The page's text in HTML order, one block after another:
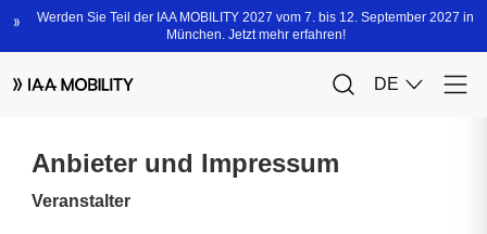
Anbieter und Impressum
Veranstalter